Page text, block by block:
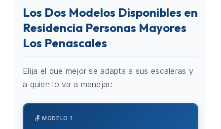
Los Dos Modelos Disponibles en
Residencia Personas Mayores
Los Penascales
Elija el que mejor se adapta a sus escaleras y
a quien lo va a manejar:
🪑 MODELO 1